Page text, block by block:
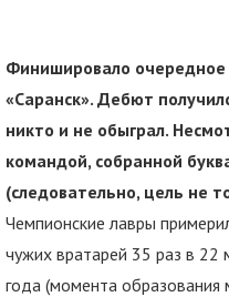
Финишировало
«Саранск». Дебют
никто и не обыграл.
командой, собранной
(следовательно, цель не
Чемпионские лавры
чужих вратарей 35 раз в 22
года (момента образования